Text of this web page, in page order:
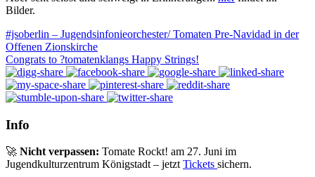
Bilder.
#jsoberlin – Jugendsinfonieorchester/ Tomaten Pre-Navidad in der
Offenen Zionskirche
Congrats to ?tomatenklangs Happy Strings!
Info
🚀 Nicht verpassen: Tomate Rockt! am 27. Juni im
Jugendkulturzentrum Königstadt – jetztTickets sichern.